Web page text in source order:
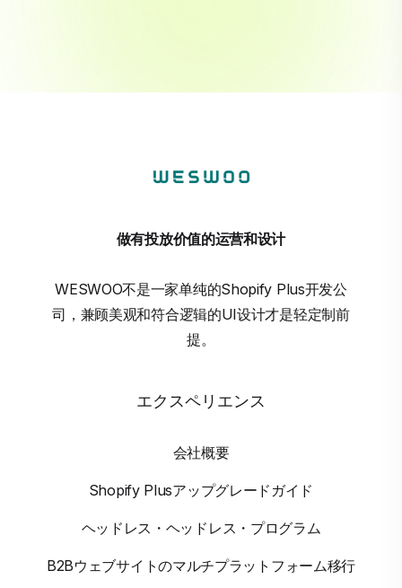
做有投放价值的运营和设计
WESWOO不是一家单纯的Shopify Plus开发公
司，兼顾美观和符合逻辑的UI设计才是轻定制前
提。
エクスペリエンス
会社概要
Shopify Plusアップグレードガイド
ヘッドレス・ヘッドレス・プログラム
B2Bウェブサイトのマルチプラットフォーム移行